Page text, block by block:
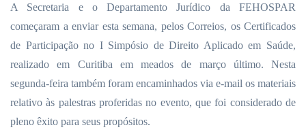
A Secretaria e o Departamento Jurídico da FEHOSPAR
começaram a enviar esta semana, pelos Correios, os Certificados
de Participação no I Simpósio de Direito Aplicado em Saúde,
realizado em Curitiba em meados de março último. Nesta
segunda-feira também foram encaminhados via e-mail os materiais
relativo às palestras proferidas no evento, que foi considerado de
pleno êxito para seus propósitos.